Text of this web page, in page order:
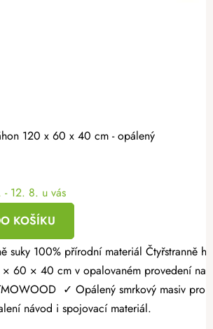
120 x 60 x 40 cm - opálený
- 12. 8. u vás
KOŠÍKU
vzhled s dlouhou životností. Dřevěný
× 60 × 40 cm v opalovaném provedení
✓ Opálený smrkový masiv
návod i spojovací materiál.